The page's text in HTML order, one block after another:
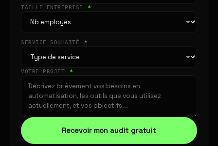
TAILLE ENTREPRISE *
SERVICE SOUHAITÉ *
VOTRE PROJET *
Recevoir mon audit gratuit